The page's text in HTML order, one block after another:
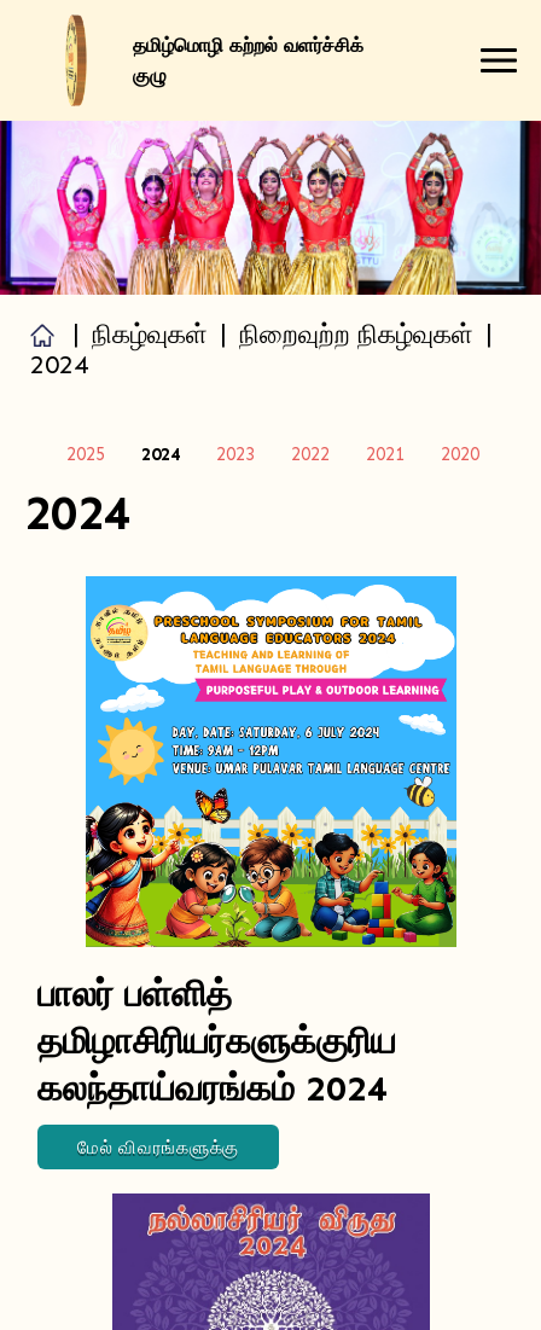
தமிழ்மொழி கற்றல் வளர்ச்சிக்
குழு
எங்களைப் பற்றி
எங்கள் சேவைகள்
நிகழ்வுகள்
வளங்கள்
தொடர்புக்கு
| நிகழ்வுகள் | நிறைவுற்ற நிகழ்வுகள் |
2024
2025 2024 2023 2022 2021 2020
2024
பாலர் பள்ளித்
தமிழாசிரியர்களுக்குரிய
கலந்தாய்வரங்கம் 2024
மேல் விவரங்களுக்கு